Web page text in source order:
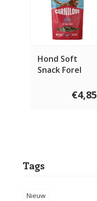
Hond Soft
Snack Forel
€4,85
Tags
Nieuw